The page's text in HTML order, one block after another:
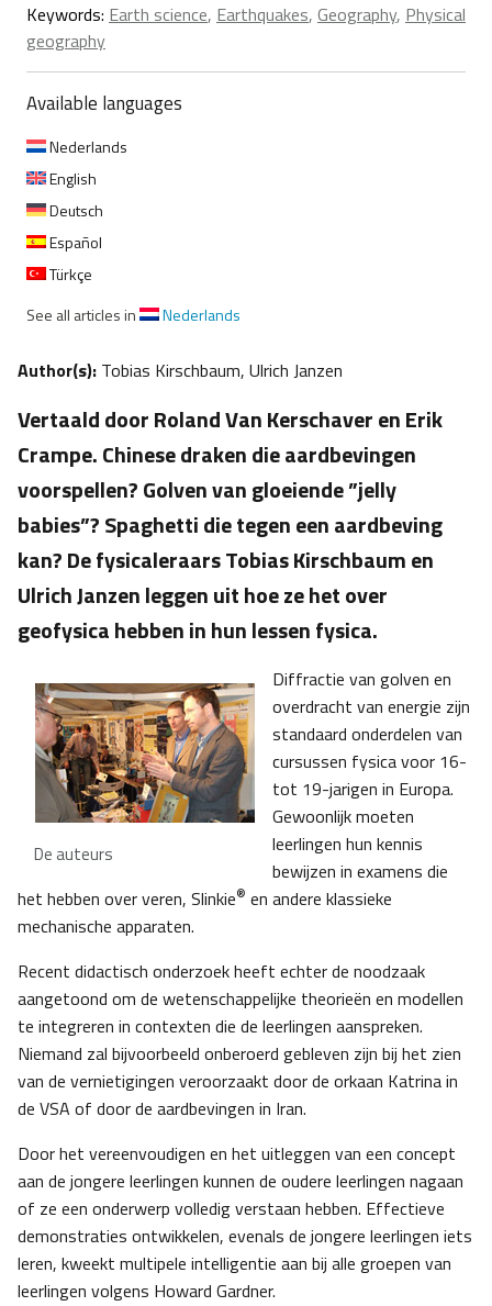
Keywords: Earth science, Earthquakes, Geography, Physical
geography
Available languages
Nederlands
English
Deutsch
Español
Türkçe
See all articles in
Nederlands
Author(s): Tobias Kirschbaum, Ulrich Janzen
Vertaald door Roland Van Kerschaver en Erik
Crampe. Chinese draken die aardbevingen
voorspellen? Golven van gloeiende ”jelly
babies”? Spaghetti die tegen een aardbeving
kan? De fysicaleraars Tobias Kirschbaum en
Ulrich Janzen leggen uit hoe ze het over
geofysica hebben in hun lessen fysica.
De auteurs
Diffractie van golven en
overdracht van energie zijn
standaard onderdelen van
cursussen fysica voor 16-
tot 19-jarigen in Europa.
Gewoonlijk moeten
leerlingen hun kennis
bewijzen in examens die
het hebben over veren, Slinkie® en andere klassieke
mechanische apparaten.
Recent didactisch onderzoek heeft echter de noodzaak
aangetoond om de wetenschappelijke theorieën en modellen
te integreren in contexten die de leerlingen aanspreken.
Niemand zal bijvoorbeeld onberoerd gebleven zijn bij het zien
van de vernietigingen veroorzaakt door de orkaan Katrina in
de VSA of door de aardbevingen in Iran.
Door het vereenvoudigen en het uitleggen van een concept
aan de jongere leerlingen kunnen de oudere leerlingen nagaan
of ze een onderwerp volledig verstaan hebben. Effectieve
demonstraties ontwikkelen, evenals de jongere leerlingen iets
leren, kweekt multipele intelligentie aan bij alle groepen van
leerlingen volgens Howard Gardner.